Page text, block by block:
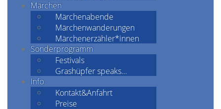
Märchen
Märchenabende
Märchenwanderungen
Märchenerzähler*innen
Sonderprogramm
Festivals
Grashüpfer speaks…
Info
Kontakt&Anfahrt
Preise